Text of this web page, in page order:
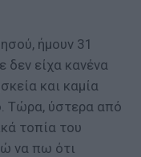
ήμουν 31
δεν είχα κανένα
και καμία
Τώρα, ύστερα από
τοπία του
να πω ότι